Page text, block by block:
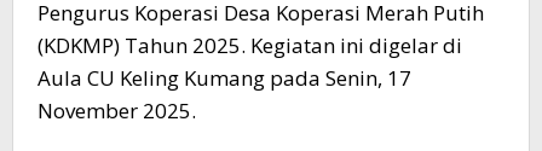
Pengurus Koperasi Desa Koperasi Merah Putih
(KDKMP) Tahun 2025. Kegiatan ini digelar di
Aula CU Keling Kumang pada Senin, 17
November 2025.